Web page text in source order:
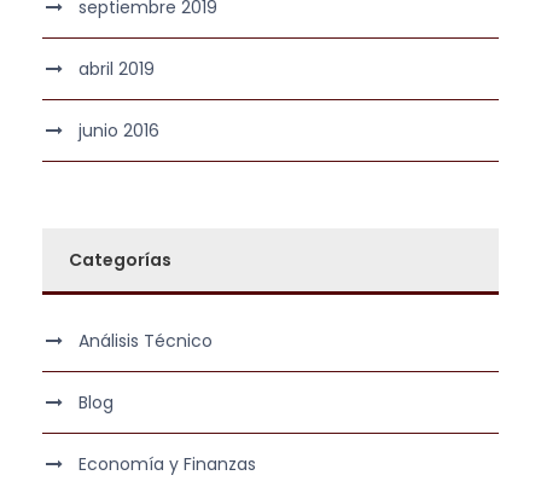
septiembre 2019
abril 2019
junio 2016
Categorías
Análisis Técnico
Blog
Economía y Finanzas